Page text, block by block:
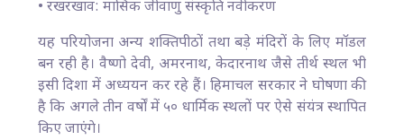
• रखरखाव: मासिक जीवाणु संस्कृति नवीकरण
यह परियोजना अन्य शक्तिपीठों तथा बड़े मंदिरों के लिए मॉडल
बन रही है। वैष्णो देवी, अमरनाथ, केदारनाथ जैसे तीर्थ स्थल भी
इसी दिशा में अध्ययन कर रहे हैं। हिमाचल सरकार ने घोषणा की
है कि अगले तीन वर्षों में ५० धार्मिक स्थलों पर ऐसे संयंत्र स्थापित
किए जाएंगे।